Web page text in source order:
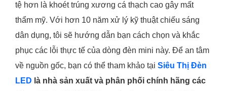
tệ hơn là khoét trúng xương cá thạch cao gây mất
thẩm mỹ. Với hơn 10 năm xử lý kỹ thuật chiếu sáng
dân dụng, tôi sẽ hướng dẫn bạn cách chọn và khắc
phục các lỗi thực tế của dòng đèn mini này. Để an tâm
về nguồn gốc, bạn có thể tham khảo tại Siêu Thị Đèn
LED là nhà sản xuất và phân phối chính hãng các